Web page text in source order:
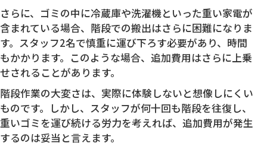
さらに、ゴミの中に冷蔵庫や洗濯機といった重い家電が
含まれている場合、階段での搬出はさらに困難になりま
す。スタッフ2名で慎重に運び下ろす必要があり、時間
もかかります。このような場合、追加費用はさらに上乗
せされることがあります。
階段作業の大変さは、実際に体験しないと想像しにくい
ものです。しかし、スタッフが何十回も階段を往復し、
重いゴミを運び続ける労力を考えれば、追加費用が発生
するのは妥当と言えます。